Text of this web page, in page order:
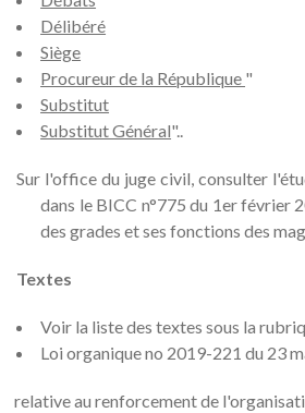
Délibéré
Siège
Procureur de la République "
Substitut
Substitut Général"..
Sur l'office du juge civil, consulter
dans le BICC n°775 du 1er février
des grades et ses fonctions des
Textes
Voir la liste des textes sous la
Loi organique no 2019-221 du 23
relative au renforcement de